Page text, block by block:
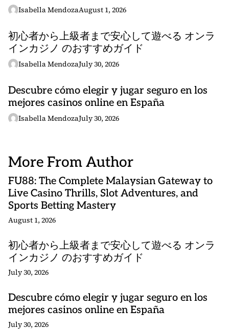
Isabella MendozaAugust 1, 2026
初心者から上級者まで安心して遊べる オンラ
インカジノ のおすすめガイド
Isabella MendozaJuly 30, 2026
Descubre cómo elegir y jugar seguro en los
mejores casinos online en España
Isabella MendozaJuly 30, 2026
More From Author
FU88: The Complete Malaysian Gateway to
Live Casino Thrills, Slot Adventures, and
Sports Betting Mastery
August 1, 2026
初心者から上級者まで安心して遊べる オンラ
インカジノ のおすすめガイド
July 30, 2026
Descubre cómo elegir y jugar seguro en los
mejores casinos online en España
July 30, 2026